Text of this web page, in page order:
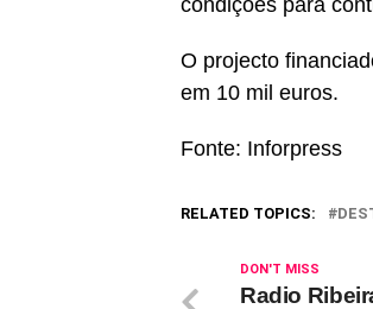
condições para
O projecto
em 10 mil euros.
Fonte: Inforpress
RELATED TOPICS:
DON'T MISS
Radio